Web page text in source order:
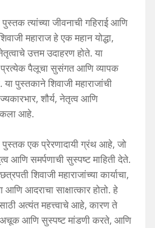
त्यांच्या जीवनाची गहिराई आणि
महाराज हे एक महान योद्धा,
उत्तम उदाहरण होते. या
प्रत्येक पैलूचा सुसंगत आणि व्यापक
पुस्तकाने शिवाजी महाराजांची
शौर्य, नेतृत्व आणि
आहे.
पुस्तक एक प्रेरणादायी ग्रंथ आहे, जो
आणि समर्पणाची सुस्पष्ट माहिती देते.
शिवाजी महाराजांच्या कार्याचा,
आणि आदराचा साक्षात्कार होतो. हे
अत्यंत महत्त्वाचे आहे, कारण ते
अचूक आणि सुस्पष्ट मांडणी करते, आणि